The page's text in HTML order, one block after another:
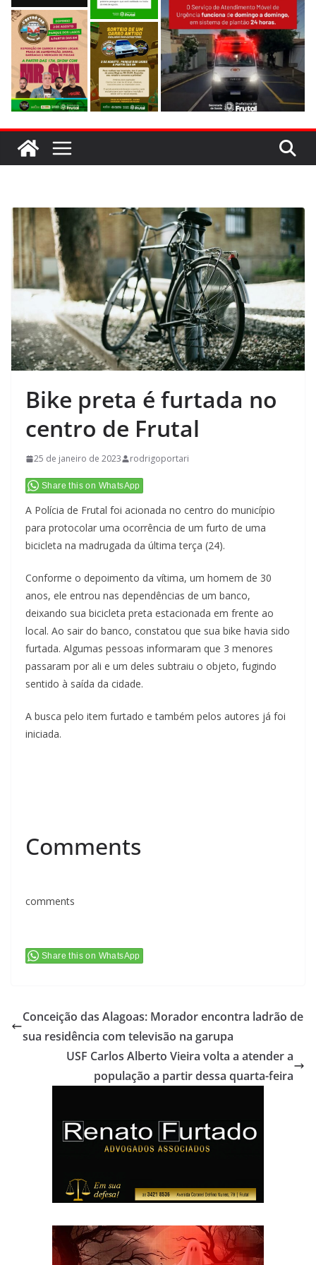
Bike preta é furtada no
centro de Frutal
25 de janeiro de 2023 rodrigoportari
Share this on WhatsApp
A Polícia de Frutal foi acionada no centro do município
para protocolar uma ocorrência de um furto de uma
bicicleta na madrugada da última terça (24).
Conforme o depoimento da vítima, um homem de 30
anos, ele entrou nas dependências de um banco,
deixando sua bicicleta preta estacionada em frente ao
local. Ao sair do banco, constatou que sua bike havia sido
furtada. Algumas pessoas informaram que 3 menores
passaram por ali e um deles subtraiu o objeto, fugindo
sentido à saída da cidade.
A busca pelo item furtado e também pelos autores já foi
iniciada.
Comments
comments
Share this on WhatsApp
Conceição das Alagoas: Morador encontra ladrão de
sua residência com televisão na garupa
USF Carlos Alberto Vieira volta a atender a
população a partir dessa quarta-feira